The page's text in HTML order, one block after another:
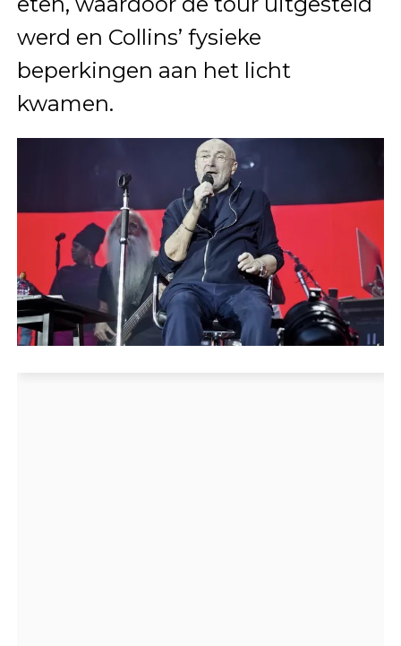
werd en Collins’ fysieke
beperkingen aan het licht
kwamen.